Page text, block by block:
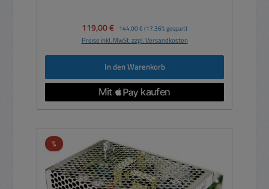
Verkaufspreis:
119,00 € Regulärer Preis:
144,00 € (17.36% gespart)
Preise inkl. MwSt. zzgl. Versandkosten
In den Warenkorb
%Rabatt